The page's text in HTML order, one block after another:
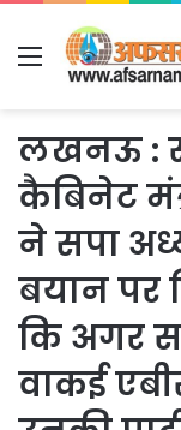
Menu
लखनऊ :
कैबिनेट
ने सपा
बयान पर
कि अगर
वाकई